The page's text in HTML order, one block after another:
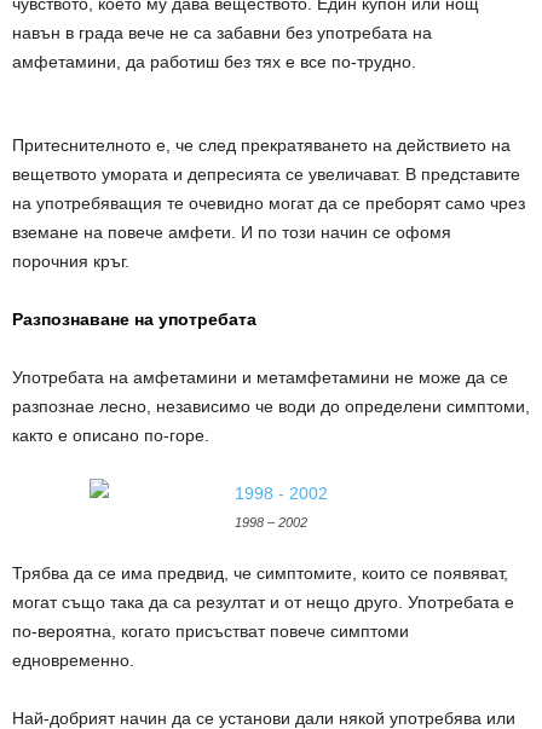
навън в града вече не са забавни без употребата на
амфетамини, да работиш без тях е все по-трудно.
Притеснителното е, че след прекратяването на действието на
вещетвото умората и депресията се увеличават. В представите
на употребяващия те очевидно могат да се преборят само чрез
вземане на повече амфети. И по този начин се офомя
порочния кръг.
Разпознаване на употребата
Употребата на амфетамини и метамфетамини не може да се
разпознае лесно, независимо че води до определени симптоми,
както е описано по-горе.
1998 – 2002
Трябва да се има предвид, че симптомите, които се появяват,
могат също така да са резултат и от нещо друго. Употребата е
по-вероятна, когато присъстват повече симптоми
едновременно.
Най-добрият начин да се установи дали някой употребява или